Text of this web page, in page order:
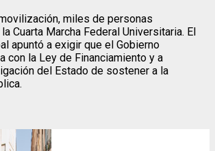
miles de personas
Cuarta Marcha Federal Universitaria. El
apuntó a exigir que el Gobierno
con la Ley de Financiamiento y a
del Estado de sostener a la